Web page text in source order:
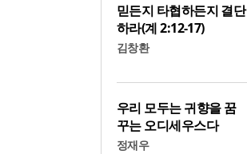
믿든지 타협하든지 결단
하라(계 2:12-17)
김창환
우리 모두는 귀향을 꿈
꾸는 오디세우스다
정재우